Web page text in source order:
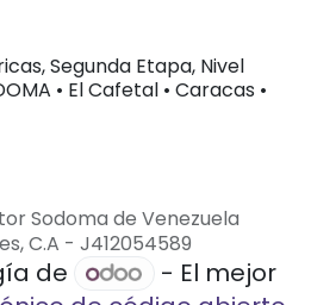
Segunda Etapa, Nivel
• El Cafetal • Caracas •
Sodoma de Venezuela
C.A - J412054589
de
- El mejor